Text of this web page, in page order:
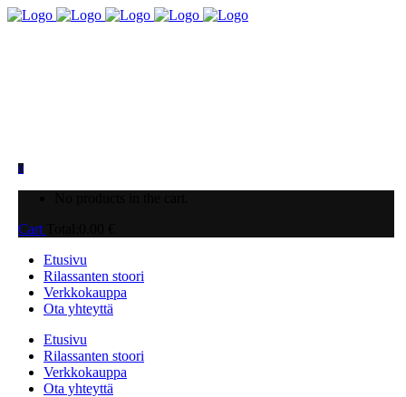
0
Cart
Etusivu
Rilassanten stoori
Verkkokauppa
Ota yhteyttä
Etusivu
Rilassanten stoori
Verkkokauppa
Ota yhteyttä